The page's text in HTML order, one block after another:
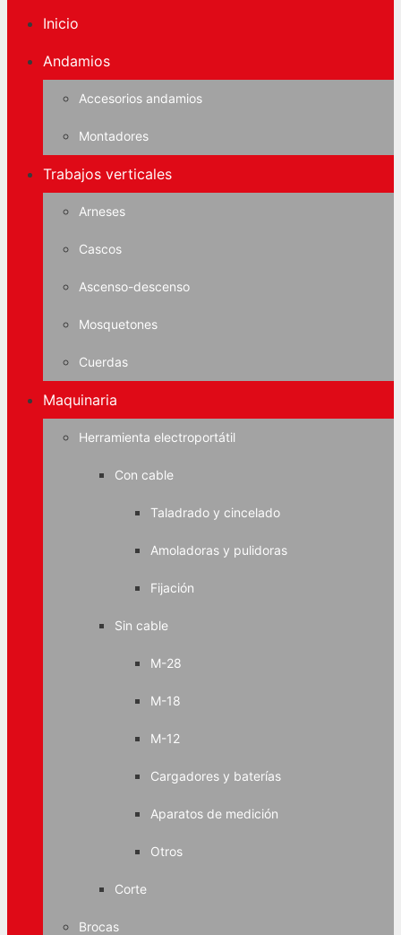
Inicio
Andamios
Accesorios andamios
Montadores
Trabajos verticales
Arneses
Cascos
Ascenso-descenso
Mosquetones
Cuerdas
Maquinaria
Herramienta electroportátil
Con cable
Taladrado y cincelado
Amoladoras y pulidoras
Fijación
Sin cable
M-28
M-18
M-12
Cargadores y baterías
Aparatos de medición
Otros
Corte
Brocas